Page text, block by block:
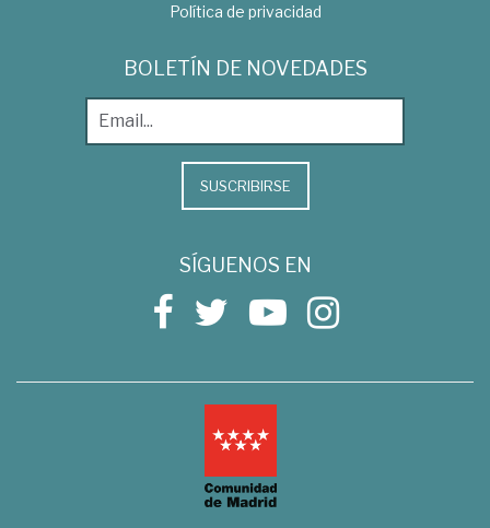
Política de privacidad
BOLETÍN DE NOVEDADES
SUSCRIBIRSE
SÍGUENOS EN